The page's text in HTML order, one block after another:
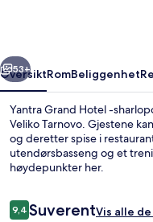
Neste
53+
OversiktRomBeliggenhet
Yantra Grand Hotel -
Veliko Tarnovo. Gjestene
og deretter spise i
utendørsbasseng og et
høydepunkter her.
Anmeldelser
9,49,4 av 10 –
SuverentVis alle